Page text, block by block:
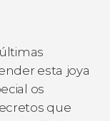
esta joya
os
que